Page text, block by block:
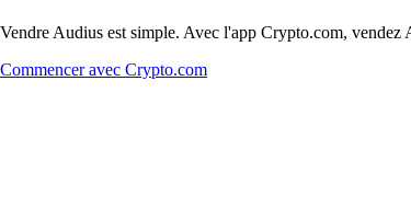
Vendre Audius est simple. Avec l'app Crypto.com,
Commencer avec Crypto.com